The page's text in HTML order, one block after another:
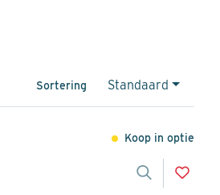
Sortering Standaard
Koop in optie